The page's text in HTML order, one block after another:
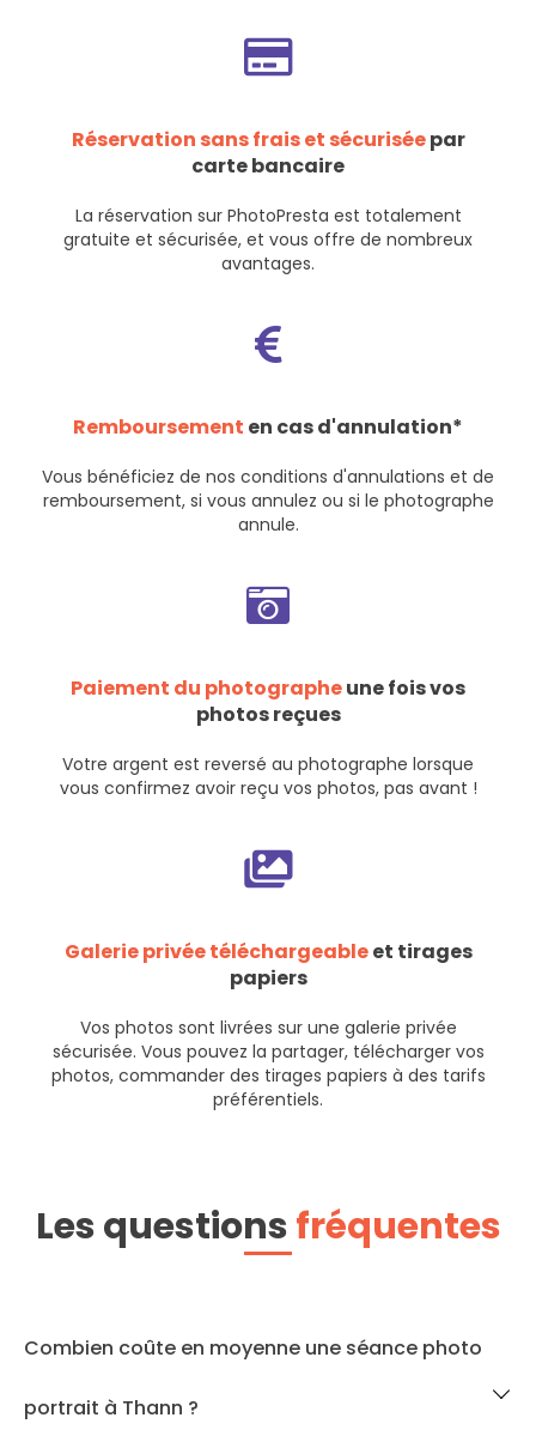
Réservation sans frais et sécuriséepar
carte bancaire
La réservation sur PhotoPresta est totalement
gratuite et sécurisée, et vous offre de nombreux
avantages.
Remboursement en cas d'annulation*
Vous bénéficiez de nos conditions d'annulations et de
remboursement, si vous annulez ou si le photographe
annule.
Paiement du photographeune fois vos
photos reçues
Votre argent est reversé au photographe lorsque
vous confirmez avoir reçu vos photos, pas avant !
Galerie privée téléchargeableet tirages
papiers
Vos photos sont livrées sur une galerie privée
sécurisée. Vous pouvez la partager, télécharger vos
photos, commander des tirages papiers à des tarifs
préférentiels.
Les questionsfréquentes
Combien coûte en moyenne une séance photo
portrait à Thann ?